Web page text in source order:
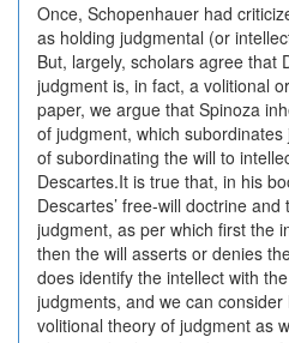
Once, Schopenhauer had
as holding judgmental (or
But, largely, scholars agree that
judgment is, in fact, a volitional
paper, we argue that Spinoza
of judgment, which
of subordinating the will to
Descartes.It is true that, in his
Descartes’ free-will doctrine
judgment, as per which first the
then the will asserts or denies
does identify the intellect with
judgments, and we can
volitional theory of judgment as